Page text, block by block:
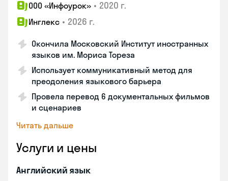
ООО «Инфоурок» • 2020 г.
Инглекс • 2026 г.
Окончила Московский Институт иностранных
языков им. Мориса Тореза
Использует коммуникативный метод для
преодоления языкового барьера
Провела перевод 6 документальных фильмов
и сценариев
Читать дальше
Услуги и цены
Английский язык